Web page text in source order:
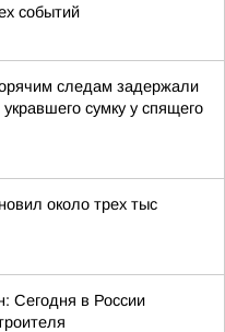
событий
следам задержали
сумку у спящего
около трех тыс
Сегодня в России